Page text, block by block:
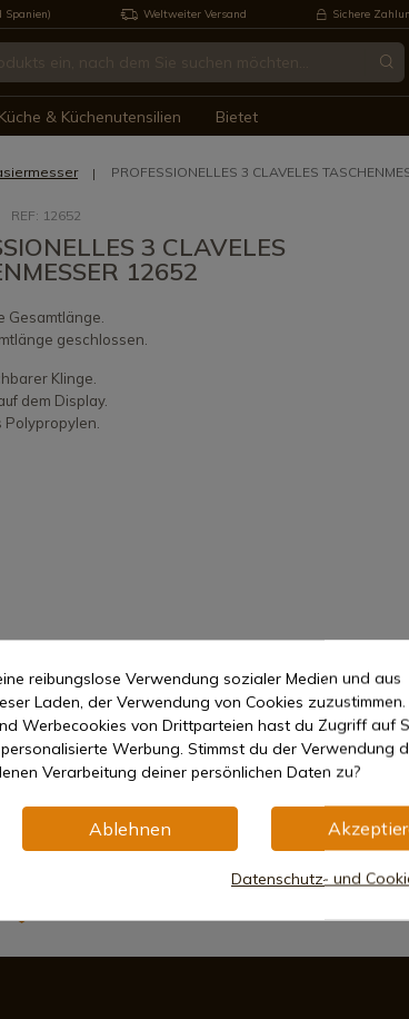
Spanien) Weltweiter Versand Sichere
Küche & Küchenutensilien Bietet
PROFESSIONELLES 3 CLAVELES
REF: 12652
3 CLAVELES
12652
Gesamtlänge.
geschlossen.
Klinge.
dem Display.
Polypropylen.
reibungslose Verwendung sozialer Medien und aus
Laden, der Verwendung von Cookies zuzustimmen.
Werbecookies von Drittparteien hast du Zugriff auf
Werbung. Stimmst du der Verwendung
Verarbeitung deiner persönlichen Daten zu?
Ablehnen
Datenschutz- und